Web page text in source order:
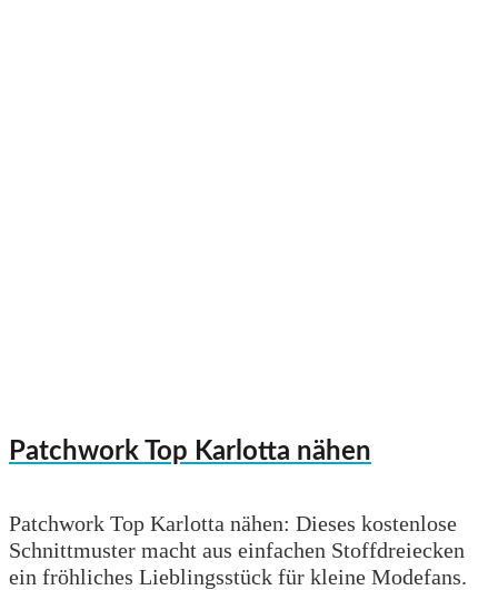
Patchwork Top Karlotta nähen
Patchwork Top Karlotta nähen: Dieses kostenlose
Schnittmuster macht aus einfachen Stoffdreiecken
ein fröhliches Lieblingsstück für kleine Modefans.